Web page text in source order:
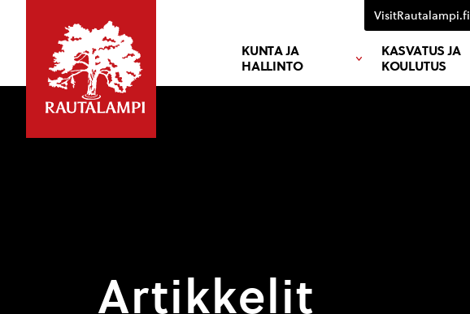
KUNTA JA
HALLINTO
KASVATUS JA
KOULUTUS
VisitRautalampi.fi
Artikkelit